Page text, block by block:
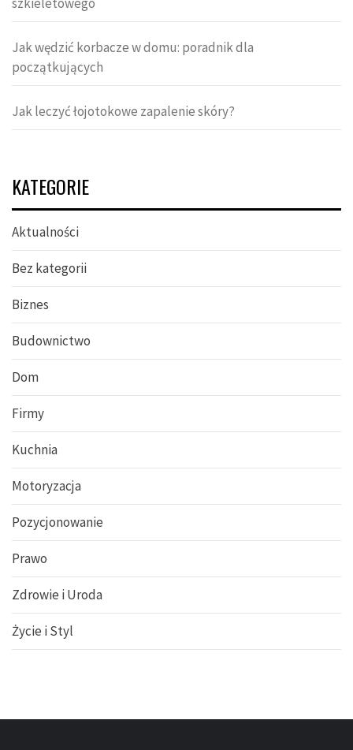
Jak wędzić korbacze w domu: poradnik dla
początkujących
Jak leczyć łojotokowe zapalenie skóry?
KATEGORIE
Aktualności
Bez kategorii
Biznes
Budownictwo
Dom
Firmy
Kuchnia
Motoryzacja
Pozycjonowanie
Prawo
Zdrowie i Uroda
Życie i Styl